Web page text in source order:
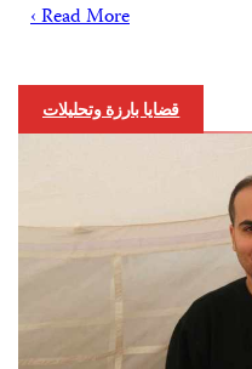
Read More ›
قضايا بارزة وتحليلات